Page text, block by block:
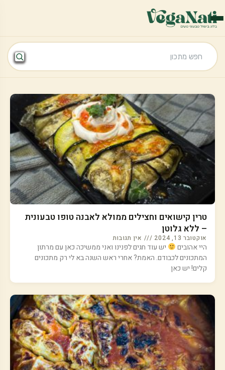
טרין קישואים וחצילים ממולא לאבנה טופו טבעונית
– ללא גלוטן
אוקטובר 13, 2024 אין תגובות
היי אהובים
יש עוד חגים לפנינו ואני ממשיכה כאן עם מרתון
המתכונים לכבודם. האמת? אחרי ראש השנה בא לי רק מתכונים
קלים! יש כאן